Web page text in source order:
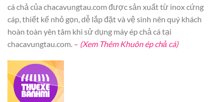
cá chả của chacavungtau.com được sản xuất từ inox cứng
cáp, thiết kế nhỏ gọn, dễ lắp đặt và vệ sinh nên quý khách
hoàn toàn yên tâm khi sử dụng máy ép chả cá tại
chacavungtau.com. – (Xem Thêm Khuôn ép chả cá)